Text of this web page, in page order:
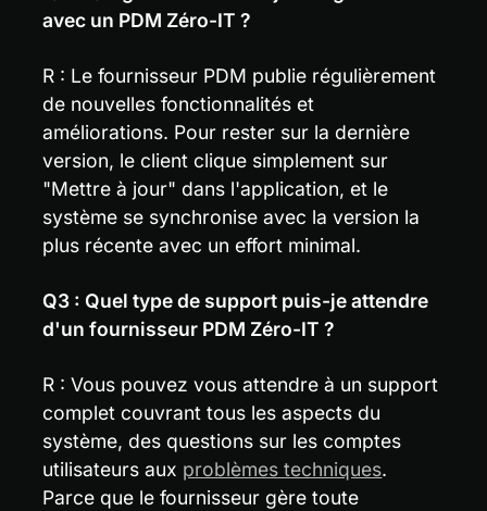
avec un PDM Zéro-IT ?
R : Le fournisseur PDM publie régulièrement
de nouvelles fonctionnalités et
améliorations. Pour rester sur la dernière
version, le client clique simplement sur
"Mettre à jour" dans l'application, et le
système se synchronise avec la version la
plus récente avec un effort minimal.
Q3 : Quel type de support puis-je attendre
d'un fournisseur PDM Zéro-IT ?
R : Vous pouvez vous attendre à un support
complet couvrant tous les aspects du
système, des questions sur les comptes
utilisateurs aux problèmes techniques.
Parce que le fournisseur gère toute